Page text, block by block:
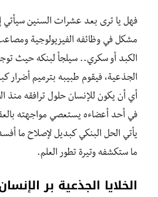
فهل يا ترى بعد عشرات السنين سيأتي
مشكل في وظائفه الفيزيولوجية
الكبد أو سكري.. سيلجأ لبنكه حيث
الجذعية، فيقوم طبيبه بترميم أضرار
أي أن يكون للإنسان حلول ترافقه منذ
في أحد أعضاءه يستعصي مواجهته
يأتي الحل البنكي كبديل لإصلاح ما
ما ستكشفه وتيرة تطور العلم.
الخلايا الجذعية بر